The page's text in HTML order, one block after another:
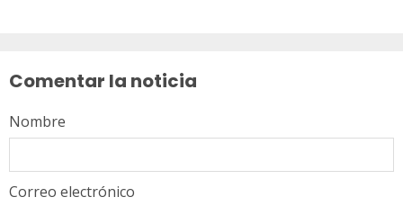
Comentar la noticia
Nombre
Correo electrónico